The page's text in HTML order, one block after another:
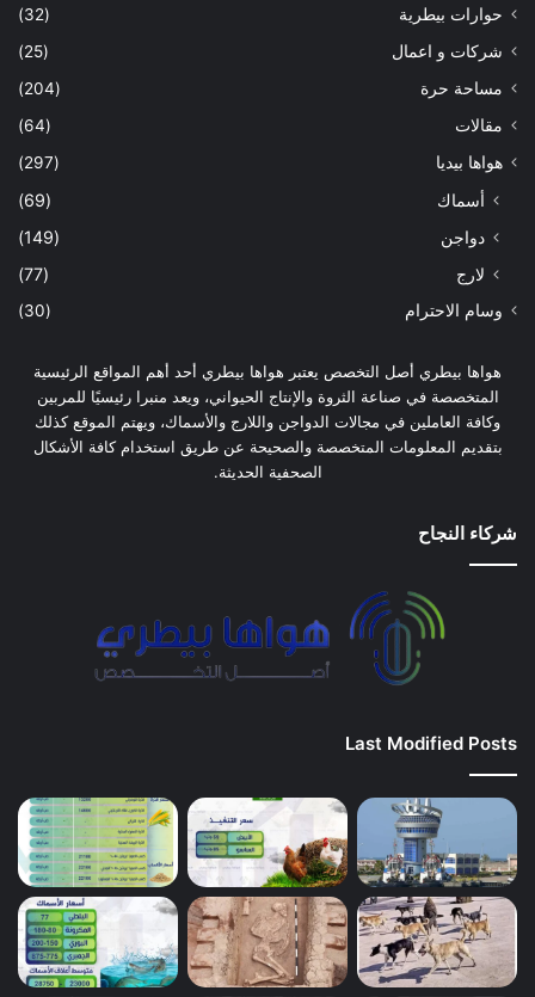
حوارات بيطرية
(32)
شركات و اعمال
(25)
مساحة حرة
(204)
مقالات
(64)
هواها بيديا
(297)
أسماك
(69)
دواجن
(149)
لارج
(77)
وسام الاحترام (30)
هواها بيطري أصل التخصص يعتبر هواها بيطري أحد أهم المواقع الرئيسية
المتخصصة في صناعة الثروة والإنتاج الحيواني، ويعد منبرا رئيسيًا للمربين
وكافة العاملين في مجالات الدواجن واللارج والأسماك، ويهتم الموقع كذلك
بتقديم المعلومات المتخصصة والصحيحة عن طريق استخدام كافة الأشكال
الصحفية الحديثة.
شركاء النجاح
Last Modified Posts